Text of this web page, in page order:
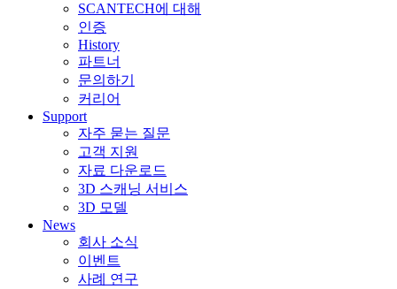
SCANTECH에 대해
인증
History
파트너
문의하기
커리어
Support
자주 묻는 질문
고객 지원
자료 다운로드
3D 스캐닝 서비스
3D 모델
News
회사 소식
이벤트
사례 연구